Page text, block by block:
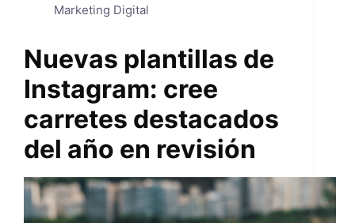
Marketing Digital
Nuevas plantillas de
Instagram: cree
carretes destacados
del año en revisión